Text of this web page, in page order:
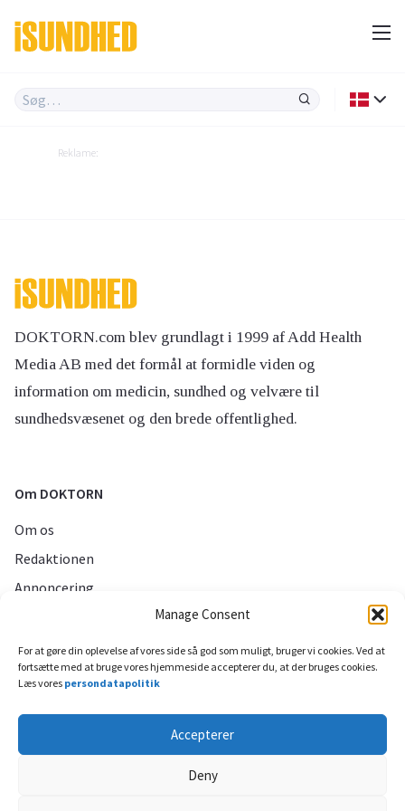
Manage Consent
For at gøre din oplevelse af vores side så god som muligt, bruger vi cookies. Ved at
fortsætte med at bruge vores hjemmeside accepterer du, at der bruges cookies.
Læs vores persondatapolitik
Accepterer
Deny
Reklame:
DOKTORN.com blev grundlagt i 1999 af Add Health
Media AB med det formål at formidle viden og
information om medicin, sundhed og velvære til
sundhedsvæsenet og den brede offentlighed.
Om DOKTORN
Om os
Redaktionen
Annoncering
Sociale medier
Til toppen